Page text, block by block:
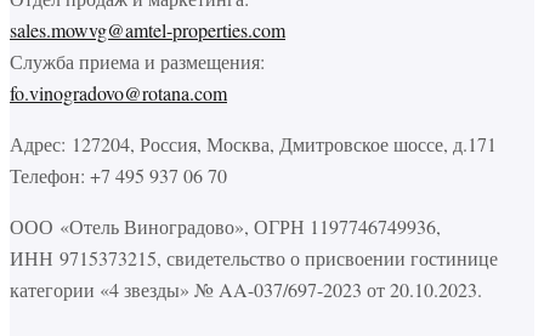
sales.mowvg@amtel-properties.com
Служба приема и размещения:
fo.vinogradovo@rotana.com
Адрес: 127204, Россия, Москва, Дмитровское шоссе, д.171
Телефон: +7 495 937 06 70
ООО «Отель Виноградово», ОГРН 1197746749936,
ИНН 9715373215, свидетельство о присвоении гостинице
категории «4 звезды» № AA-037/697-2023 от 20.10.2023.